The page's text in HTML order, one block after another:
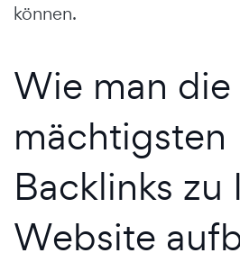
können.
Wie man die
mächtigsten
Backlinks zu
Website